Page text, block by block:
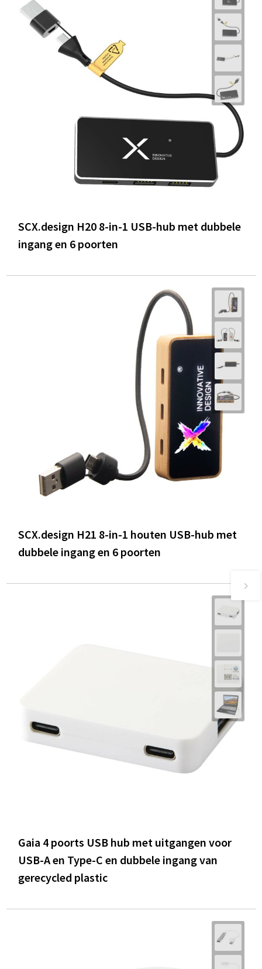
SCX.design H20 8-in-1 USB-hub met dubbele
ingang en 6 poorten
SCX.design H21 8-in-1 houten USB-hub met
dubbele ingang en 6 poorten
Gaia 4 poorts USB hub met uitgangen voor
USB-A en Type-C en dubbele ingang van
gerecycled plastic